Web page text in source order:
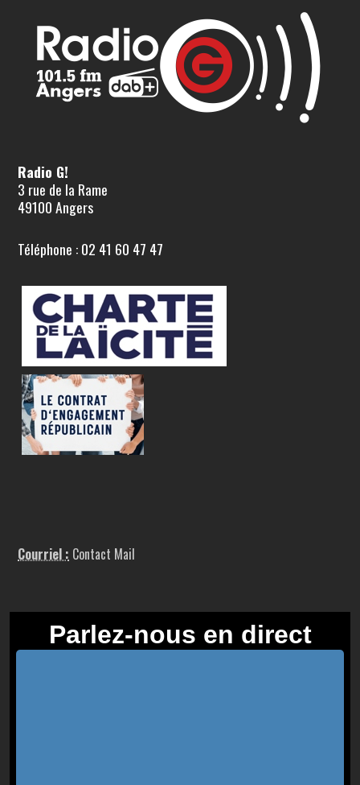
Radio G!
3 rue de la Rame
49100 Angers
Téléphone : 02 41 60 47 47
Courriel : Contact Mail